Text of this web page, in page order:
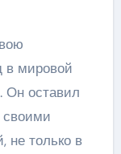
в мировой
Он оставил
своими
не только в